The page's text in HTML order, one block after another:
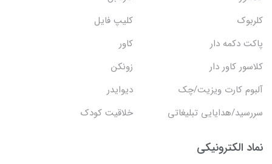
کلربوک
کلیپ فایل
پاکت دکمه دار
کاور
کلاسور کاور دار
زونکن
آلبوم کارت ویزیت/چک
دیوایدر
سررسید/هدایایی تبلیغاتی
خلاقیت کودک
نماد الکترونیکی